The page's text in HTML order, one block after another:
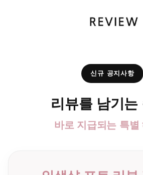
신규 공지사항
리뷰를 남기는
바로 지급되는 특별